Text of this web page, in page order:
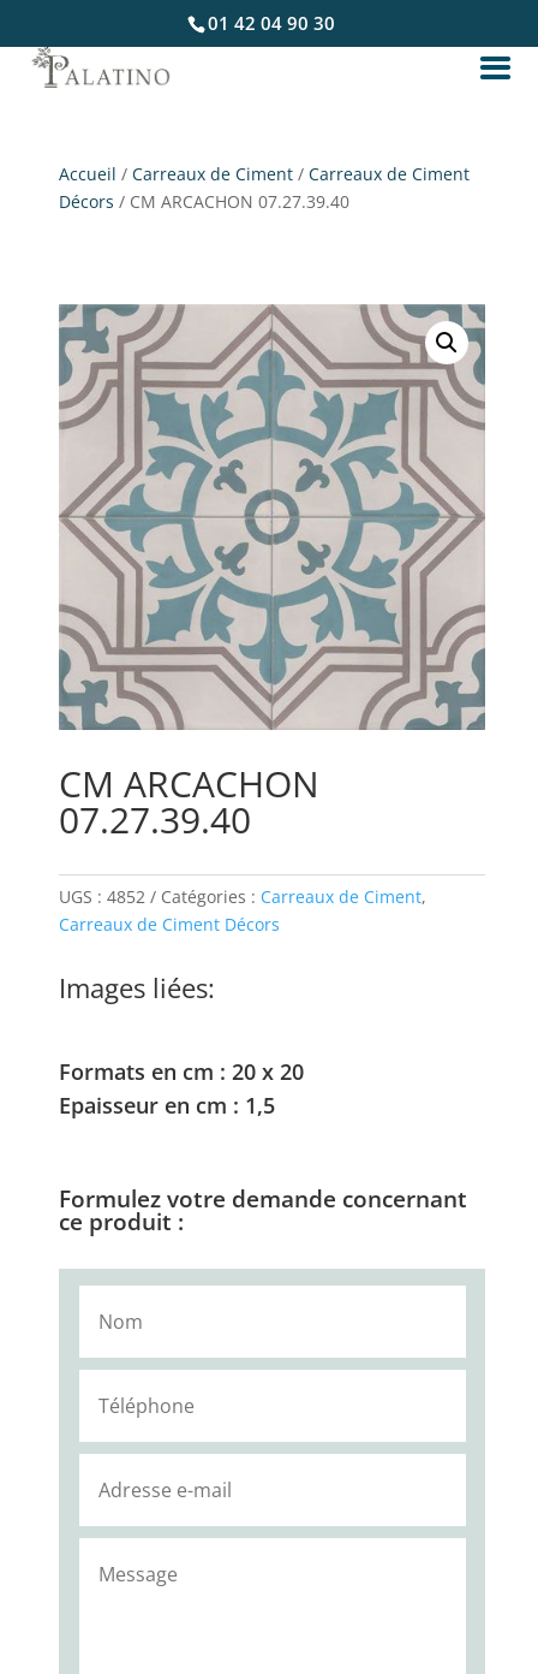
01 42 04 90 30
Accueil /Carreaux de Ciment /Carreaux de Ciment
Décors / CM ARCACHON 07.27.39.40
CM ARCACHON
07.27.39.40
UGS :4852 Catégories : Carreaux de Ciment,
Carreaux de Ciment Décors
Images liées:
Formats en cm : 20 x 20
Epaisseur en cm : 1,5
Formulez votre demande concernant
ce produit :